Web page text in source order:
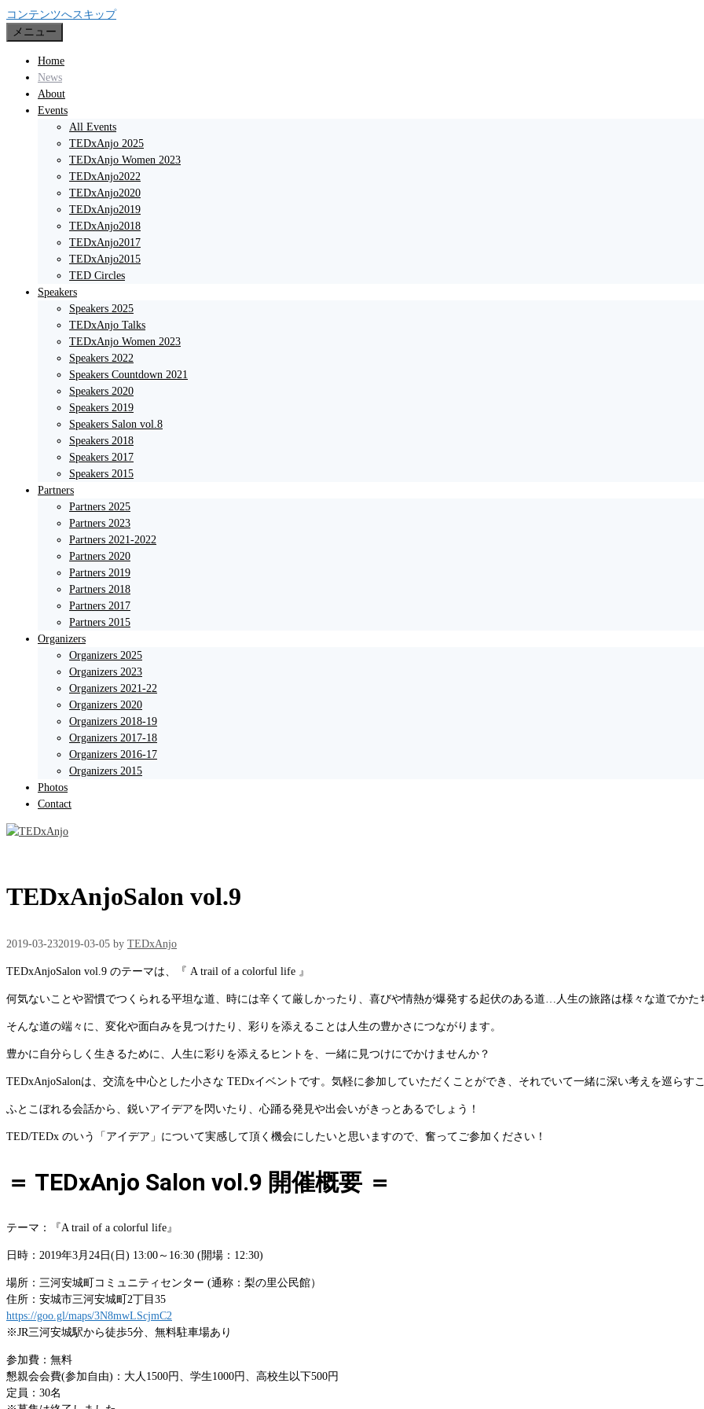
コンテンツへスキップ
メニュー
Home
News
About
Events
All Events
TEDxAnjo 2025
TEDxAnjo Women 2023
TEDxAnjo2022
TEDxAnjo2020
TEDxAnjo2019
TEDxAnjo2018
TEDxAnjo2017
TEDxAnjo2015
TED Circles
Speakers
Speakers 2025
TEDxAnjo Talks
TEDxAnjo Women 2023
Speakers 2022
Speakers Countdown 2021
Speakers 2020
Speakers 2019
Speakers Salon vol.8
Speakers 2018
Speakers 2017
Speakers 2015
Partners
Partners 2025
Partners 2023
Partners 2021-2022
Partners 2020
Partners 2019
Partners 2018
Partners 2017
Partners 2015
Organizers
Organizers 2025
Organizers 2023
Organizers 2021-22
Organizers 2020
Organizers 2018-19
Organizers 2017-18
Organizers 2016-17
Organizers 2015
Photos
Contact
TEDxAnjoSalon vol.9
2019-03-232019-03-05 by TEDxAnjo
TEDxAnjoSalon vol.9 のテーマは、『 A trail of a colorful life 』
何気ないことや習慣でつくられる平坦な道、時には辛くて厳しかったり、喜びや情熱が爆発する起伏のある道…人生の旅路は様々な道でかた
そんな道の端々に、変化や面白みを見つけたり、彩りを添えることは人生の豊かさにつながります。
豊かに自分らしく生きるために、人生に彩りを添えるヒントを、一緒に見つけにでかけませんか？
TEDxAnjoSalonは、交流を中心とした小さな TEDxイベントです。気軽に参加していただくことができ、それでいて一緒に深い考えを巡らす
ふとこぼれる会話から、鋭いアイデアを閃いたり、心踊る発見や出会いがきっとあるでしょう！
TED/TEDx のいう「アイデア」について実感して頂く機会にしたいと思いますので、奮ってご参加ください！
＝ TEDxAnjo Salon vol.9 開催概要 ＝
テーマ：『A trail of a colorful life』
日時：2019年3月24日(日) 13:00～16:30 (開場：12:30)
場所：三河安城町コミュニティセンター (通称：梨の里公民館）
住所：安城市三河安城町2丁目35
https://goo.gl/maps/3N8mwLScjmC2
※JR三河安城駅から徒歩5分、無料駐車場あり
参加費：無料
懇親会会費(参加自由)：大人1500円、学生1000円、高校生以下500円
定員：30名